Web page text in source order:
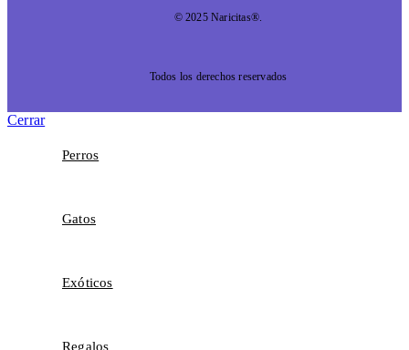
© 2025 Naricitas®.
Todos los derechos reservados
Cerrar
Perros
Gatos
Exóticos
Regalos